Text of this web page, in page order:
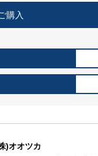
住宅使用部材標準化推進協議
購入
)オオツカ